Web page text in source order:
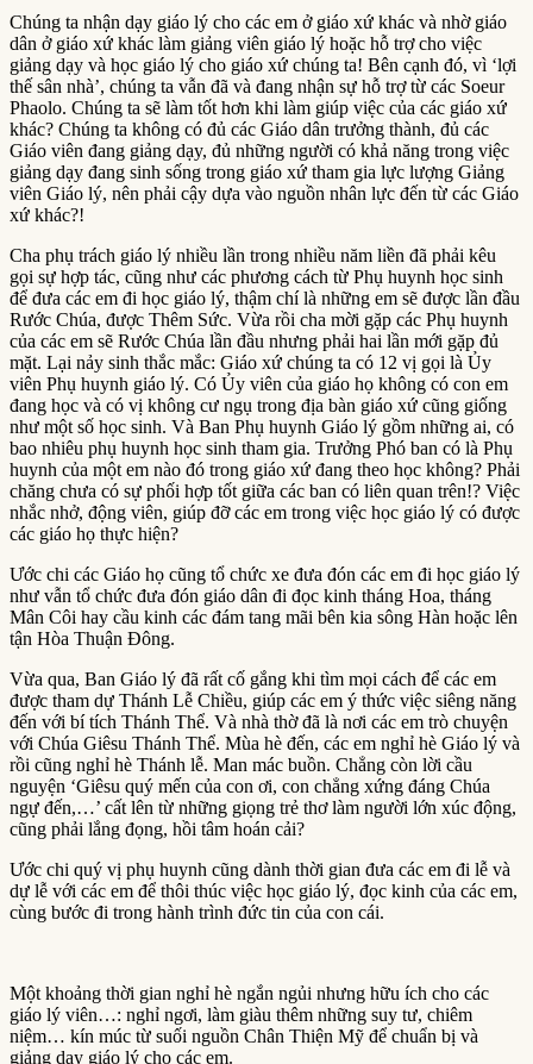
Chúng ta nhận dạy giáo lý cho các em ở giáo xứ khác và nhờ giáo
dân ở giáo xứ khác làm giảng viên giáo lý hoặc hỗ trợ cho việc
giảng dạy và học giáo lý cho giáo xứ chúng ta! Bên cạnh đó, vì ‘lợi
thế sân nhà’, chúng ta vẫn đã và đang nhận sự hỗ trợ từ các Soeur
Phaolo. Chúng ta sẽ làm tốt hơn khi làm giúp việc của các giáo xứ
khác? Chúng ta không có đủ các Giáo dân trưởng thành, đủ các
Giáo viên đang giảng dạy, đủ những người có khả năng trong việc
giảng dạy đang sinh sống trong giáo xứ tham gia lực lượng Giảng
viên Giáo lý, nên phải cậy dựa vào nguồn nhân lực đến từ các Giáo
xứ khác?!
Cha phụ trách giáo lý nhiều lần trong nhiều năm liền đã phải kêu
gọi sự hợp tác, cũng như các phương cách từ Phụ huynh học sinh
để đưa các em đi học giáo lý, thậm chí là những em sẽ được lần đầu
Rước Chúa, được Thêm Sức. Vừa rồi cha mời gặp các Phụ huynh
của các em sẽ Rước Chúa lần đầu nhưng phải hai lần mới gặp đủ
mặt. Lại nảy sinh thắc mắc: Giáo xứ chúng ta có 12 vị gọi là Ủy
viên Phụ huynh giáo lý. Có Ủy viên của giáo họ không có con em
đang học và có vị không cư ngụ trong địa bàn giáo xứ cũng giống
như một số học sinh. Và Ban Phụ huynh Giáo lý gồm những ai, có
bao nhiêu phụ huynh học sinh tham gia. Trưởng Phó ban có là Phụ
huynh của một em nào đó trong giáo xứ đang theo học không? Phải
chăng chưa có sự phối hợp tốt giữa các ban có liên quan trên!? Việc
nhắc nhở, động viên, giúp đỡ các em trong việc học giáo lý có được
các giáo họ thực hiện?
Ước chi các Giáo họ cũng tổ chức xe đưa đón các em đi học giáo lý
như vẫn tổ chức đưa đón giáo dân đi đọc kinh tháng Hoa, tháng
Mân Côi hay cầu kinh các đám tang mãi bên kia sông Hàn hoặc lên
tận Hòa Thuận Đông.
Vừa qua, Ban Giáo lý đã rất cố gắng khi tìm mọi cách để các em
được tham dự Thánh Lễ Chiều, giúp các em ý thức việc siêng năng
đến với bí tích Thánh Thể. Và nhà thờ đã là nơi các em trò chuyện
với Chúa Giêsu Thánh Thể. Mùa hè đến, các em nghỉ hè Giáo lý và
rồi cũng nghỉ hè Thánh lễ. Man mác buồn. Chẳng còn lời cầu
nguyện ‘Giêsu quý mến của con ơi, con chẳng xứng đáng Chúa
ngự đến,…’ cất lên từ những giọng trẻ thơ làm người lớn xúc động,
cũng phải lắng đọng, hồi tâm hoán cải?
Ước chi quý vị phụ huynh cũng dành thời gian đưa các em đi lễ và
dự lễ với các em để thôi thúc việc học giáo lý, đọc kinh của các em,
cùng bước đi trong hành trình đức tin của con cái.
Một khoảng thời gian nghỉ hè ngắn ngủi nhưng hữu ích cho các
giáo lý viên…: nghỉ ngơi, làm giàu thêm những suy tư, chiêm
niệm… kín múc từ suối nguồn Chân Thiện Mỹ để chuẩn bị và
giảng dạy giáo lý cho các em.